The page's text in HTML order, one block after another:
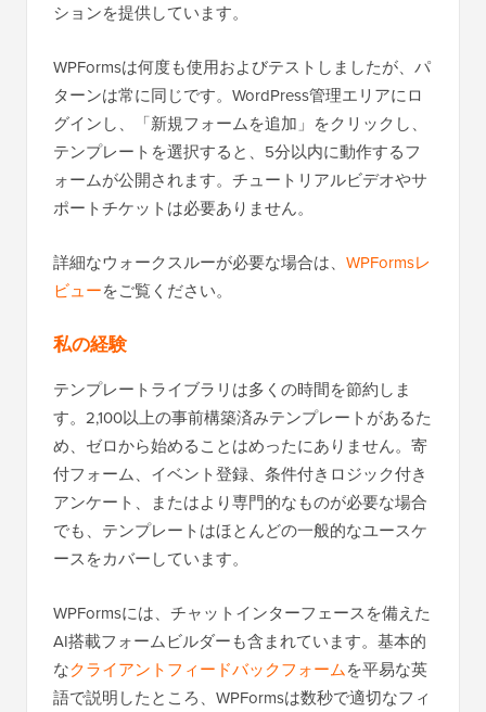
ションを提供しています。
WPFormsは何度も使用およびテストしましたが、パ
ターンは常に同じです。WordPress管理エリアにロ
グインし、「新規フォームを追加」をクリックし、
テンプレートを選択すると、5分以内に動作するフ
ォームが公開されます。チュートリアルビデオやサ
ポートチケットは必要ありません。
詳細なウォークスルーが必要な場合は、 WPFormsレ
ビューをご覧ください。
私の経験
テンプレートライブラリは多くの時間を節約しま
す。2,100以上の事前構築済みテンプレートがあるた
め、ゼロから始めることはめったにありません。寄
付フォーム、イベント登録、条件付きロジック付き
アンケート、またはより専門的なものが必要な場合
でも、テンプレートはほとんどの一般的なユースケ
ースをカバーしています。
WPFormsには、チャットインターフェースを備えた
AI搭載フォームビルダーも含まれています。基本的
なクライアントフィードバックフォームを平易な英
語で説明したところ、WPFormsは数秒で適切なフィ